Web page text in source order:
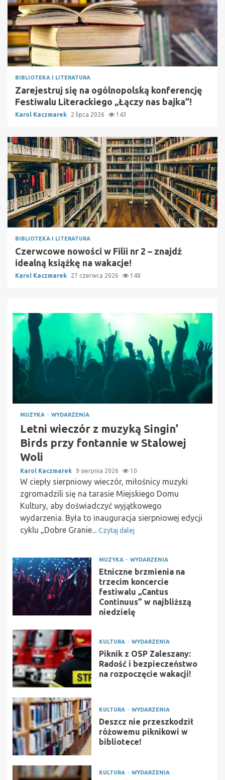
BIBLIOTEKA I LITERATURA
Zarejestruj się na ogólnopolską konferencję
Festiwalu Literackiego „Łączy nas bajka”!
Karol Kaczmarek 2 lipca 2026 143
BIBLIOTEKA I LITERATURA
Czerwcowe nowości w Filii nr 2 – znajdź
idealną książkę na wakacje!
Karol Kaczmarek 27 czerwca 2026 148
MUZYKA WYDARZENIA
Letni wieczór z muzyką Singin’
Birds przy fontannie w Stalowej
Woli
Karol Kaczmarek 9 sierpnia 2026 10
W ciepły sierpniowy wieczór, miłośnicy muzyki
zgromadzili się na tarasie Miejskiego Domu
Kultury, aby doświadczyć wyjątkowego
wydarzenia. Była to inauguracja sierpniowej edycji
cyklu „Dobre Granie... Czytaj dalej
MUZYKA WYDARZENIA
Etniczne brzmienia na
trzecim koncercie
festiwalu „Cantus
Continuus” w najbliższą
niedzielę
KULTURA WYDARZENIA
Piknik z OSP Zaleszany:
Radość i bezpieczeństwo
na rozpoczęcie wakacji!
KULTURA WYDARZENIA
Deszcz nie przeszkodził
różowemu piknikowi w
bibliotece!
KULTURA WYDARZENIA